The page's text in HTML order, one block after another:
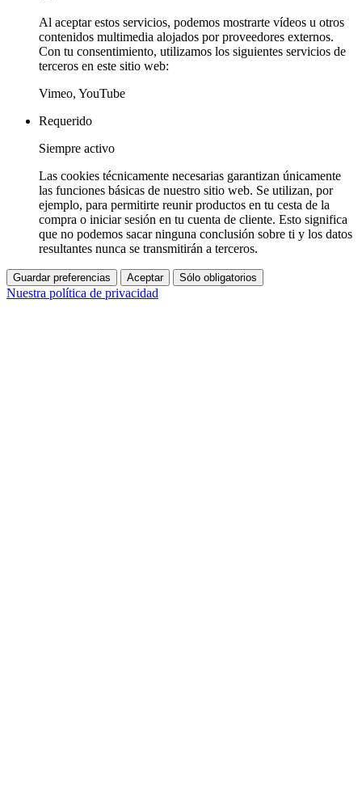
Al aceptar estos servicios, podemos mostrarte vídeos u otros
contenidos multimedia alojados por proveedores externos.
Con tu consentimiento, utilizamos los siguientes servicios de
terceros en este sitio web:
Vimeo, YouTube
Requerido
Siempre activo
Las cookies técnicamente necesarias garantizan únicamente
las funciones básicas de nuestro sitio web. Se utilizan, por
ejemplo, para permitirte reunir productos en tu cesta de la
compra o iniciar sesión en tu cuenta de cliente. Esto significa
que no podemos sacar ninguna conclusión sobre ti y los datos
resultantes nunca se transmitirán a terceros.
Guardar preferencias Aceptar Sólo obligatorios
Nuestra política de privacidad